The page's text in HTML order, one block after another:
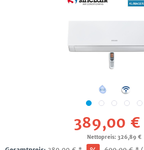
389,00
Nettopreis: 326,89 €